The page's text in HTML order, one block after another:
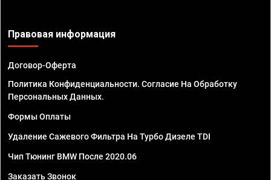
Правовая информация
Договор-Оферта
Политика Конфиденциальности. Согласие На Обработку
Персональных Данных.
Формы Оплаты
Удаление Сажевого Фильтра На Турбо Дизеле TDI
Чип Тюнинг BMW После 2020.06
Заказать Звонок